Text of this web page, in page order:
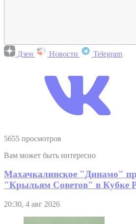
Дзен Новости Telegram
5655 просмотров
Вам может быть интересно
Махачкалинское "Динамо"
"Крыльям Советов" в Кубке
20:30, 4 авг 2026